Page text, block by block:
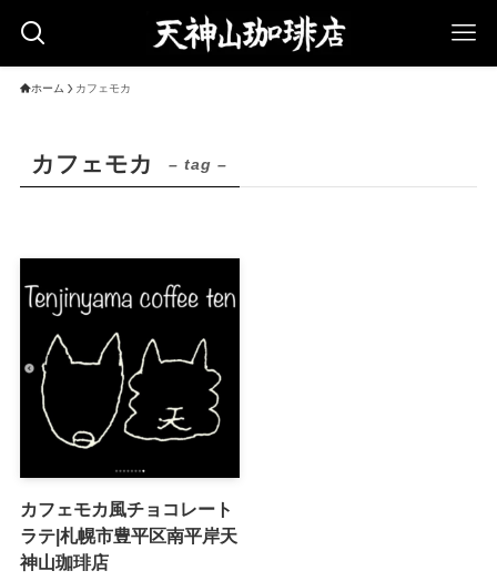
ホーム カフェモカ
カフェモカ – tag –
カフェモカ風チョコレート
ラテ|札幌市豊平区南平岸天
神山珈琲店